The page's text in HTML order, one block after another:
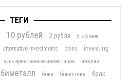
ТЕГИ
10 рублей 2 рубля 5 копеек
alternative investments coins investing
альтернативные инвестиции анализ
биметалл бона бонистика брак